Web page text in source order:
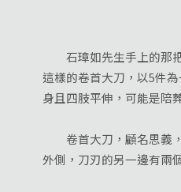
石璋如先生手上的那把
這樣的卷首大刀，以5件
身且四肢平伸，可能是陪
卷首大刀，顧名思義，
外側，刀刃的另一邊有兩